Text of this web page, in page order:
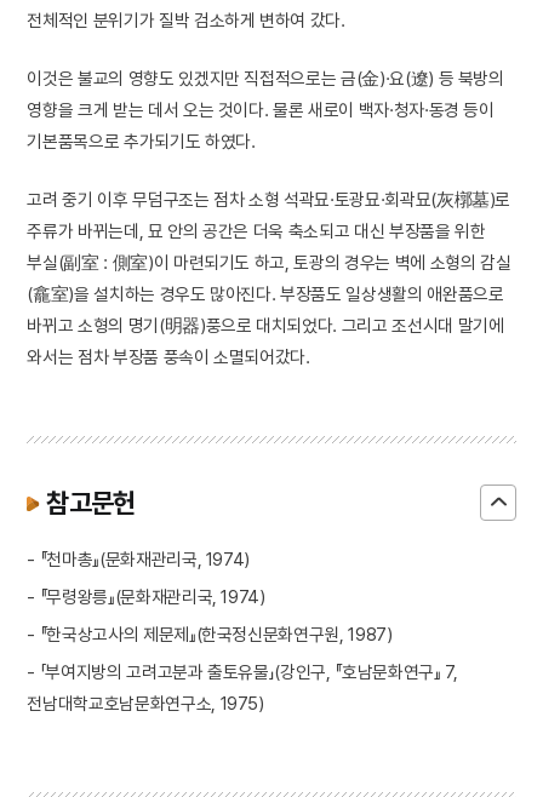
전체적인 분위기가 질박 검소하게 변하여 갔다.
이것은 불교의 영향도 있겠지만 직접적으로는 금(金)·요(遼) 등 북방의
영향을 크게 받는 데서 오는 것이다. 물론 새로이 백자·청자·동경 등이
기본품목으로 추가되기도 하였다.
고려 중기 이후 무덤구조는 점차 소형 석곽묘·토광묘·회곽묘(灰槨墓)로
주류가 바뀌는데, 묘 안의 공간은 더욱 축소되고 대신 부장품을 위한
부실(副室 : 側室)이 마련되기도 하고, 토광의 경우는 벽에 소형의 감실
(龕室)을 설치하는 경우도 많아진다. 부장품도 일상생활의 애완품으로
바뀌고 소형의 명기(明器)풍으로 대치되었다. 그리고 조선시대 말기에
와서는 점차 부장품 풍속이 소멸되어갔다.
참고문헌
- 『천마총』(문화재관리국, 1974)
- 『무령왕릉』(문화재관리국, 1974)
- 『한국상고사의 제문제』(한국정신문화연구원, 1987)
- 「부여지방의 고려고분과 출토유물」(강인구, 『호남문화연구』 7,
전남대학교호남문화연구소, 1975)